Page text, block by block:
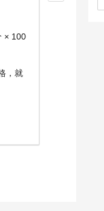
× 100
，就